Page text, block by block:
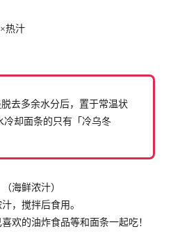
热汁
去多余水分后，置于常温状
冷却面条的只有「冷乌冬
海鲜浓汁）
，搅拌后食用。
欢的油炸食品等和面条一起吃！